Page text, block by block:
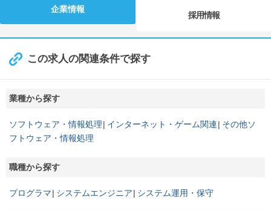
企業情報
採用情報
この求人の関連条件で探す
業種から探す
ソフトウェア・情報処理 インターネット・ゲーム関連
その他ソ
フトウェア・情報処理
職種から探す
プログラマ システムエンジニア システム運用・保守